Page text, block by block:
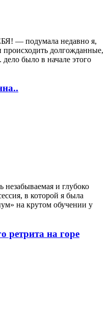
— подумала недавно я,
происходить долгожданные,
было в начале этого
незабываемая и глубоко
в которой я была
на крутом обучении у
ретрита на горе